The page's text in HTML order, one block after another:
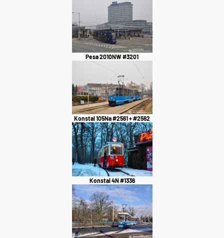
Pesa 2010NW #3201
Konstal 105Na #2561 + #2562
Konstal 4N #1336